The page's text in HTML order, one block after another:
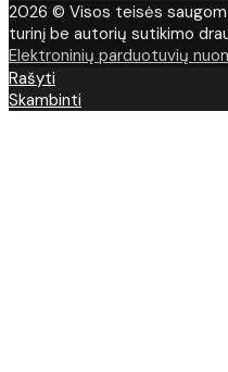
2026 © Visos teisės
turinį be autorių sutikimo
Elektroninių parduotuvių
Rašyti
Skambinti